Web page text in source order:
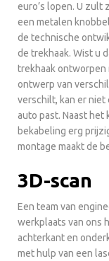
euro’s lopen. U zult
een metalen
de technische
de trekhaak. Wist u
trekhaak ontworpen
ontwerp van
verschilt, kan er niet
auto past. Naast het
bekabeling erg
montage maakt de
3D-scan
Een team van
werkplaats van ons
achterkant en
met hulp van een